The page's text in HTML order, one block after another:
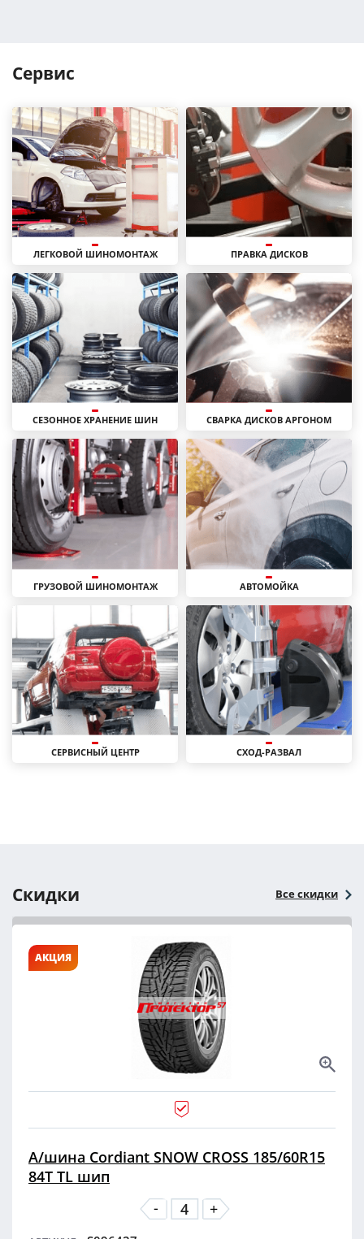
Сервис
ЛЕГКОВОЙ ШИНОМОНТАЖ ПРАВКА ДИСКОВ
СЕЗОННОЕ ХРАНЕНИЕ ШИН СВАРКА ДИСКОВ АРГОНОМ
ГРУЗОВОЙ ШИНОМОНТАЖ АВТОМОЙКА
СЕРВИСНЫЙ ЦЕНТР СХОД-РАЗВАЛ
Скидки Все скидки
АКЦИЯ
А/шина Cordiant SNOW CROSS 185/60R15
84T TL шип
-
+